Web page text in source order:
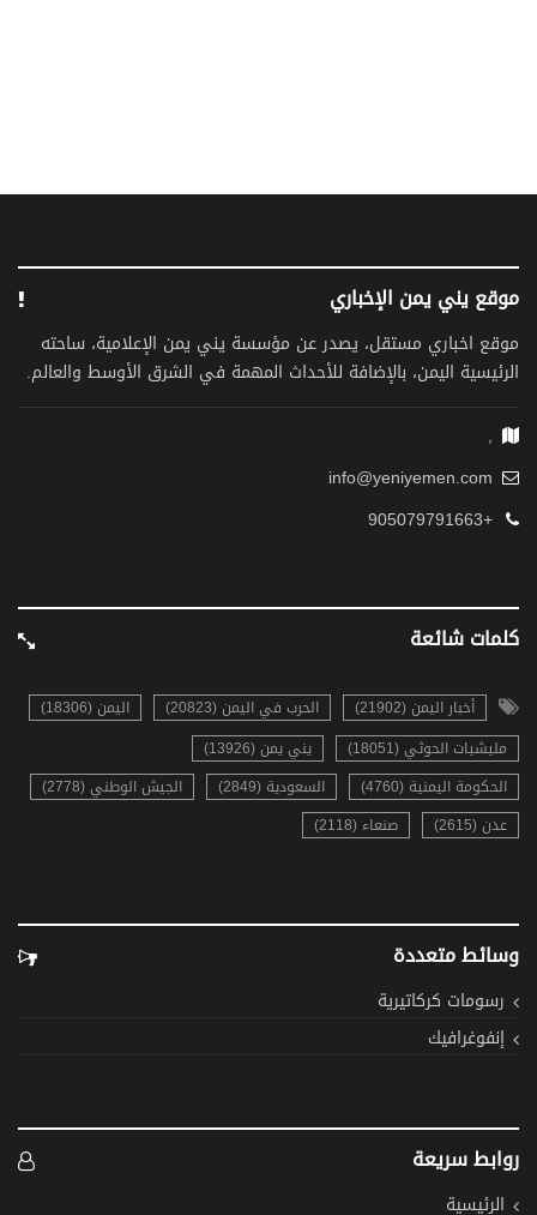
موقع يني يمن الإخباري
موقع اخباري مستقل، يصدر عن مؤسسة يني يمن الإعلامية، ساحته
الرئيسية اليمن، بالإضافة للأحداث المهمة في الشرق الأوسط والعالم.
,
info@yeniyemen.com
+905079791663
كلمات شائعة
أخبار اليمن (21902) الحرب في اليمن (20823)
اليمن (18306)
مليشيات الحوثي (18051)
يني يمن (13926)
الحكومة اليمنية (4760)
السعودية (2849)
الجيش الوطني (2778)
عدن (2615)
صنعاء (2118)
وسائط متعددة
رسومات كركاتيرية
إنفوغرافيك
روابط سريعة
الرئيسية